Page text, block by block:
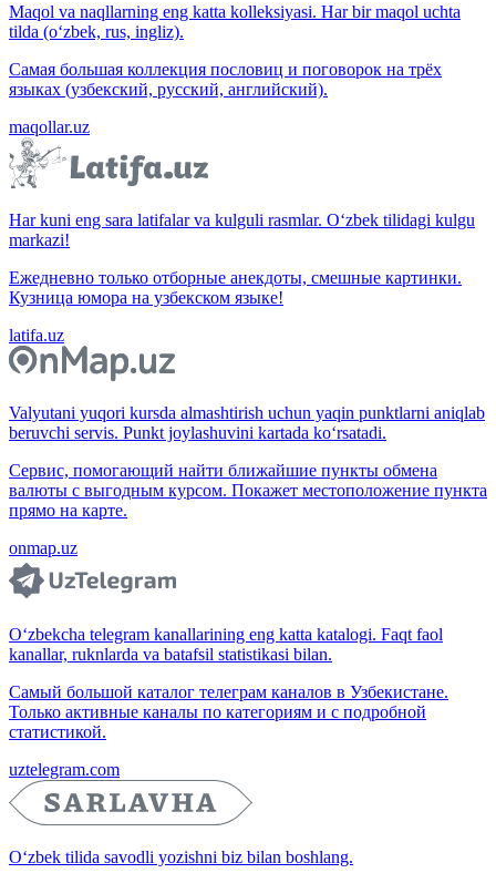
Maqol va naqllarning eng katta kolleksiyasi. Har bir maqol uchta
tilda (o‘zbek, rus, ingliz).
Самая большая коллекция пословиц и поговорок на трёх
языках (узбекский, русский, английский).
maqollar.uz
Har kuni eng sara latifalar va kulguli rasmlar. O‘zbek tilidagi kulgu
markazi!
Ежедневно только отборные анекдоты, смешные картинки.
Кузница юмора на узбекском языке!
latifa.uz
Valyutani yuqori kursda almashtirish uchun yaqin punktlarni aniqlab
beruvchi servis. Punkt joylashuvini kartada ko‘rsatadi.
Сервис, помогающий найти ближайшие пункты обмена
валюты с выгодным курсом. Покажет местоположение пункта
прямо на карте.
onmap.uz
O‘zbekcha telegram kanallarining eng katta katalogi. Faqt faol
kanallar, ruknlarda va batafsil statistikasi bilan.
Самый большой каталог телеграм каналов в Узбекистане.
Только активные каналы по категориям и с подробной
статистикой.
uztelegram.com
O‘zbek tilida savodli yozishni biz bilan boshlang.